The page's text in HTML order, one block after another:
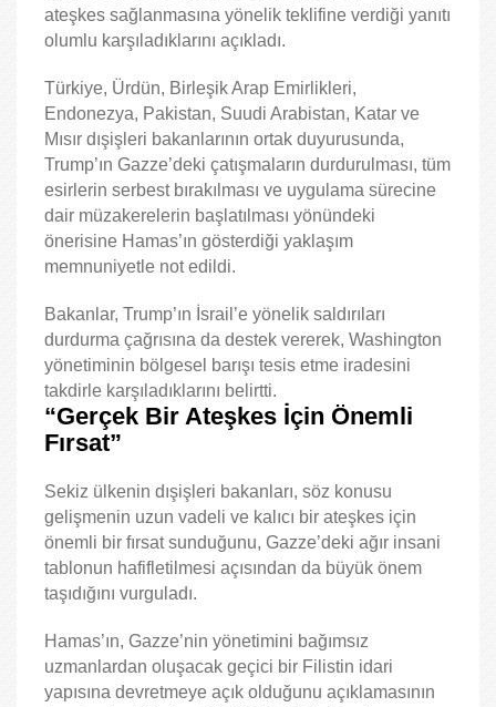
ateşkes sağlanmasına yönelik teklifine verdiği yanıtı
olumlu karşıladıklarını açıkladı.
Türkiye, Ürdün, Birleşik Arap Emirlikleri,
Endonezya, Pakistan, Suudi Arabistan, Katar ve
Mısır dışişleri bakanlarının ortak duyurusunda,
Trump’ın Gazze’deki çatışmaların durdurulması, tüm
esirlerin serbest bırakılması ve uygulama sürecine
dair müzakerelerin başlatılması yönündeki
önerisine Hamas’ın gösterdiği yaklaşım
memnuniyetle not edildi.
Bakanlar, Trump’ın İsrail’e yönelik saldırıları
durdurma çağrısına da destek vererek, Washington
yönetiminin bölgesel barışı tesis etme iradesini
takdirle karşıladıklarını belirtti.
“Gerçek Bir Ateşkes İçin Önemli
Fırsat”
Sekiz ülkenin dışişleri bakanları, söz konusu
gelişmenin uzun vadeli ve kalıcı bir ateşkes için
önemli bir fırsat sunduğunu, Gazze’deki ağır insani
tablonun hafifletilmesi açısından da büyük önem
taşıdığını vurguladı.
Hamas’ın, Gazze’nin yönetimini bağımsız
uzmanlardan oluşacak geçici bir Filistin idari
yapısına devretmeye açık olduğunu açıklamasının